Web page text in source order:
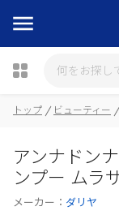
トップ ビューティー
アンナドン
ンプー ムラ
メーカー： ダリヤ